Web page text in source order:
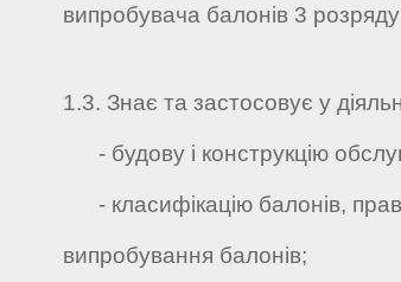
випробувача балонів 3
1.3. Знає та застосовує у
- будову і конструкцію
- класифікацію балонів,
випробування балонів;